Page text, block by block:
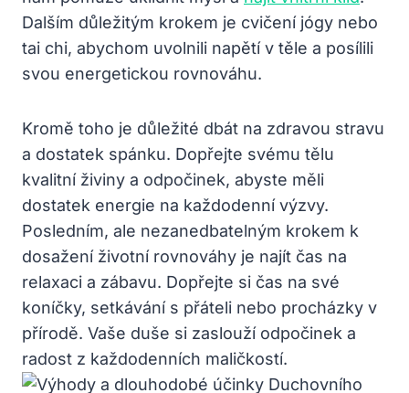
Dalším důležitým krokem je cvičení jógy nebo
tai chi, abychom uvolnili napětí v těle a posílili
svou energetickou rovnováhu.
Kromě toho je důležité dbát na zdravou stravu
a dostatek spánku. Dopřejte svému tělu
kvalitní živiny a odpočinek, abyste měli
dostatek energie na každodenní výzvy.
Posledním, ale nezanedbatelným krokem k
dosažení životní rovnováhy je najít čas na
relaxaci a zábavu. Dopřejte si čas na své
koníčky, setkávání s přáteli nebo procházky v
přírodě. Vaše duše si zaslouží odpočinek a
radost z každodenních maličkostí.